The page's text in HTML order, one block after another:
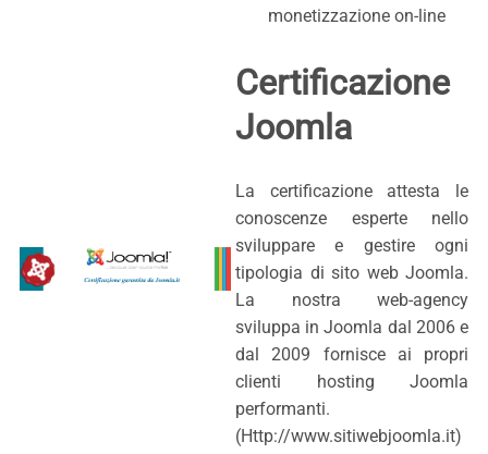
monetizzazione on-line
Certificazione
Joomla
La certificazione attesta le
conoscenze esperte nello
sviluppare e gestire ogni
tipologia di sito web Joomla.
La nostra web-agency
sviluppa in Joomla dal 2006 e
dal 2009 fornisce ai propri
clienti hosting Joomla
performanti.
(Http://www.sitiwebjoomla.it)